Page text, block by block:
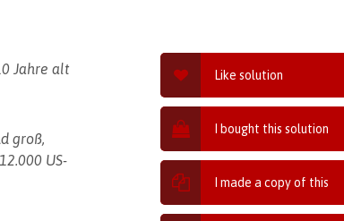
Like solution
I bought this solution
I made a copy of this
Jahre alt
groß,
US-